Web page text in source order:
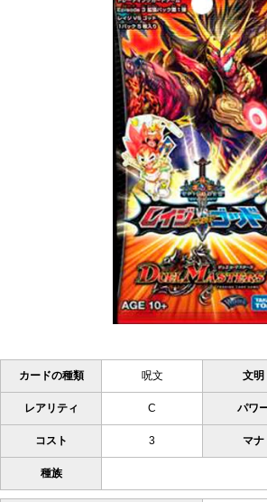
カードの種類 呪文 文明
レアリティ C パワ
コスト 3 マナ
種族